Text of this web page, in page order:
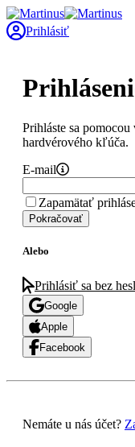
Prihlásiť
Prihláste sa
hardvérového kľúča.
E-mail
Zapamätať
Pokračovať
Alebo
Prihlásiť sa bez
Google
Apple
Facebook
Nemáte u nás účet?